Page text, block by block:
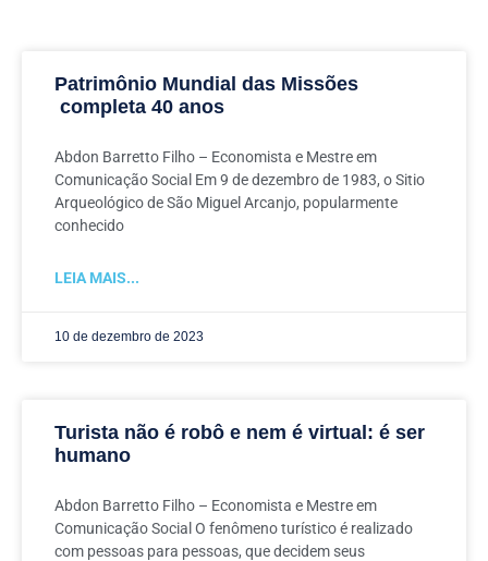
Patrimônio Mundial das Missões
completa 40 anos
Abdon Barretto Filho – Economista e Mestre em
Comunicação Social Em 9 de dezembro de 1983, o Sitio
Arqueológico de São Miguel Arcanjo, popularmente
conhecido
LEIA MAIS...
10 de dezembro de 2023
Turista não é robô e nem é virtual: é ser
humano
Abdon Barretto Filho – Economista e Mestre em
Comunicação Social O fenômeno turístico é realizado
com pessoas para pessoas, que decidem seus